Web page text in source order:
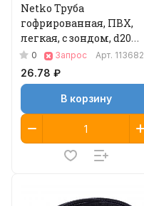
Netko Труба
гофрированная, ПВХ,
легкая, с зондом, d20
мм, серая, 100м "УП"
(аналог 69784)
0 Запрос Арт. 113682
26.78 ₽
В корзину